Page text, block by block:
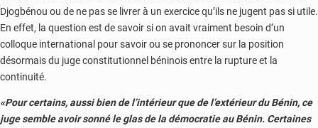
Djogbénou ou de ne pas se livrer à un exercice qu’ils ne jugent pas si utile.
En effet, la question est de savoir si on avait vraiment besoin d’un
colloque international pour savoir ou se prononcer sur la position
désormais du juge constitutionnel béninois entre la rupture et la
continuité.
«Pour certains, aussi bien de l’intérieur que de l’extérieur du Bénin, ce
juge semble avoir sonné le glas de la démocratie au Bénin. Certaines